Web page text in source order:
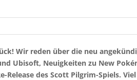
Wir reden über die neu
Ubisoft, Neuigkeiten zu New
Release des Scott Pilgrim-Spiels.